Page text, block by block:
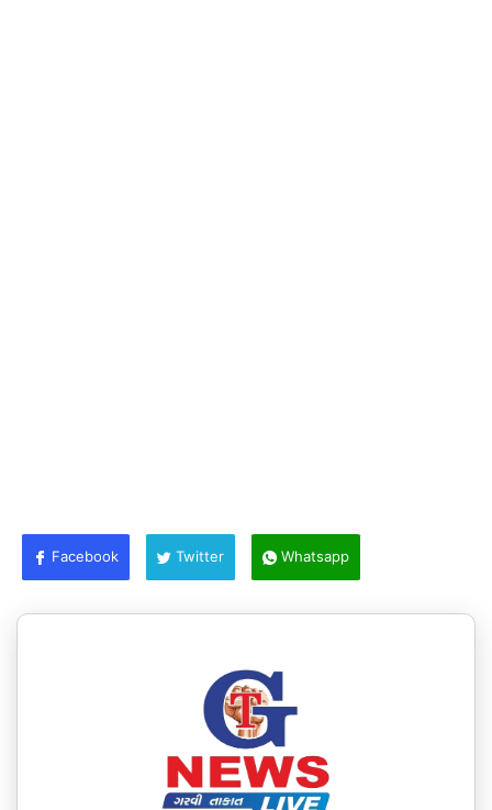
Facebook Twitter Whatsapp